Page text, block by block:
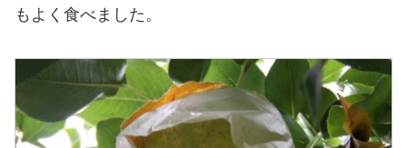
もよく食べました。